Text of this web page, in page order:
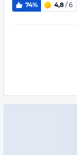
74% 4,8 / 6